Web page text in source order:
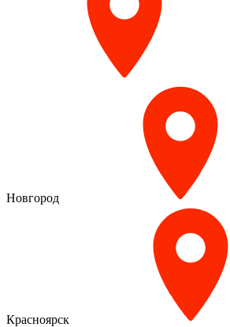
Новгород
Красноярск